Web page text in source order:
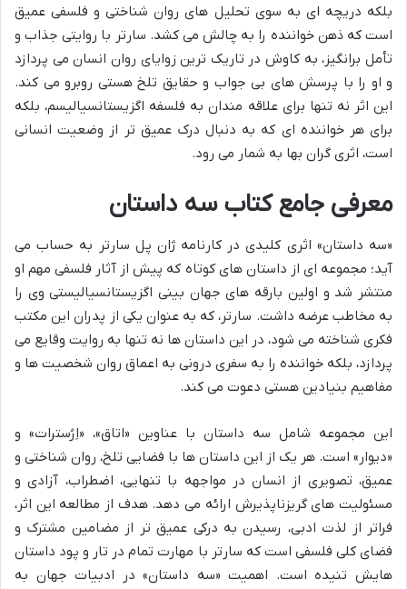
بلکه دریچه ای به سوی تحلیل های روان شناختی و فلسفی عمیق
است که ذهن خواننده را به چالش می کشد. سارتر با روایتی جذاب و
تأمل برانگیز، به کاوش در تاریک ترین زوایای روان انسان می پردازد
و او را با پرسش های بی جواب و حقایق تلخ هستی روبرو می کند.
این اثر نه تنها برای علاقه مندان به فلسفه اگزیستانسیالیسم، بلکه
برای هر خواننده ای که به دنبال درک عمیق تر از وضعیت انسانی
است، اثری گران بها به شمار می رود.
معرفی جامع کتاب سه داستان
«سه داستان» اثری کلیدی در کارنامه ژان پل سارتر به حساب می
آید؛ مجموعه ای از داستان های کوتاه که پیش از آثار فلسفی مهم او
منتشر شد و اولین بارقه های جهان بینی اگزیستانسیالیستی وی را
به مخاطب عرضه داشت. سارتر، که به عنوان یکی از پدران این مکتب
فکری شناخته می شود، در این داستان ها نه تنها به روایت وقایع می
پردازد، بلکه خواننده را به سفری درونی به اعماق روان شخصیت ها و
مفاهیم بنیادین هستی دعوت می کند.
این مجموعه شامل سه داستان با عناوین «اتاق»، «اِرُسترات» و
«دیوار» است. هر یک از این داستان ها با فضایی تلخ، روان شناختی و
عمیق، تصویری از انسان در مواجهه با تنهایی، اضطراب، آزادی و
مسئولیت های گریزناپذیرش ارائه می دهد. هدف از مطالعه این اثر،
فراتر از لذت ادبی، رسیدن به درکی عمیق تر از مضامین مشترک و
فضای کلی فلسفی است که سارتر با مهارت تمام در تار و پود داستان
هایش تنیده است. اهمیت «سه داستان» در ادبیات جهان به